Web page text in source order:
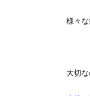
様々
大切な